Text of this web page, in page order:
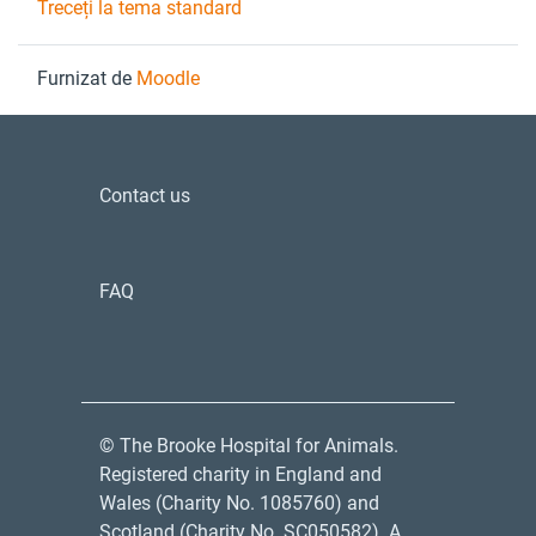
Treceți la tema standard
Furnizat de Moodle
Contact us
FAQ
© The Brooke Hospital for Animals.
Registered charity in England and
Wales (Charity No. 1085760) and
Scotland (Charity No. SC050582). A